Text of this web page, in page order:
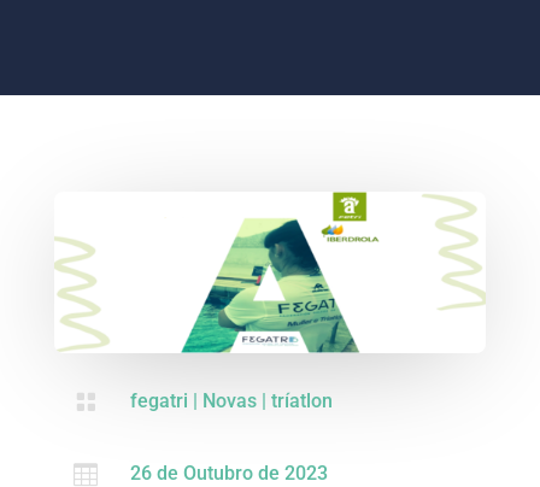
 fegatri | Novas| tríatlon
 26 de Outubro de 2023